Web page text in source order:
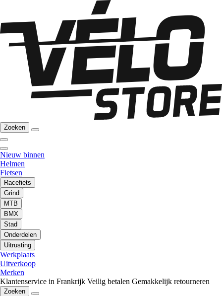
Zoeken
Nieuw binnen
Helmen
Fietsen
Racefiets
Grind
MTB
BMX
Stad
Onderdelen
Uitrusting
Werkplaats
Uitverkoop
Merken
Klantenservice in Frankrijk Veilig betalen Gemakkelijk retourneren
Zoeken